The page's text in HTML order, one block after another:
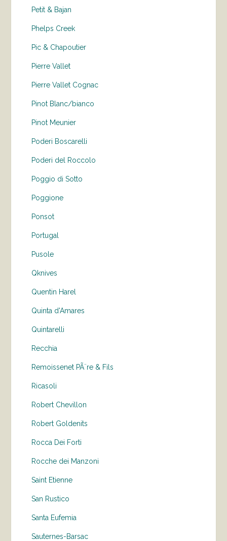
Petit & Bajan
Phelps Creek
Pic & Chapoutier
Pierre Vallet
Pierre Vallet Cognac
Pinot Blanc/bianco
Pinot Meunier
Poderi Boscarelli
Poderi del Roccolo
Poggio di Sotto
Poggione
Ponsot
Portugal
Pusole
Qknives
Quentin Harel
Quinta d'Amares
Quintarelli
Recchia
Remoissenet PÃ¨re & Fils
Ricasoli
Robert Chevillon
Robert Goldenits
Rocca Dei Forti
Rocche dei Manzoni
Saint Etienne
San Rustico
Santa Eufemia
Sauternes-Barsac